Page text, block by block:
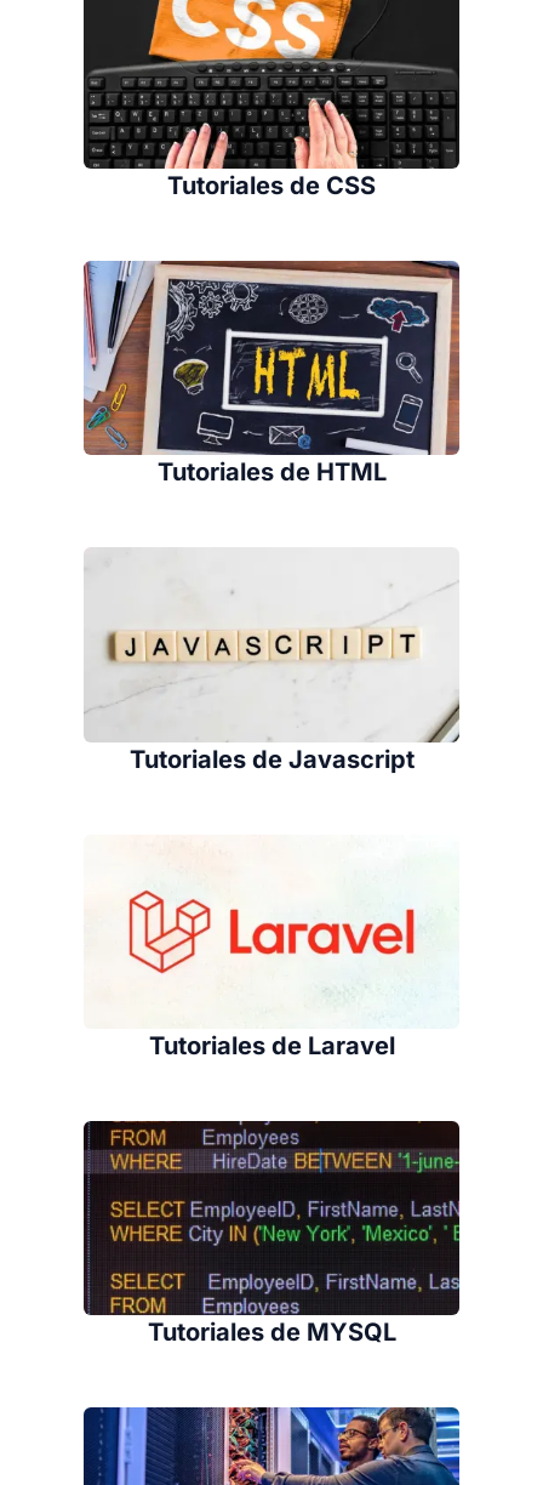
Tutoriales de CSS
Tutoriales de HTML
Tutoriales de Javascript
Tutoriales de Laravel
Tutoriales de MYSQL